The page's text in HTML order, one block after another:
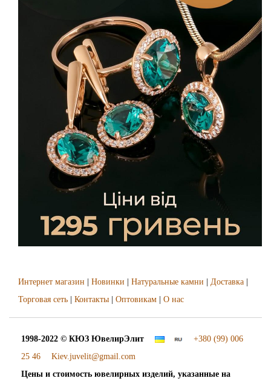
Интернет магазин | Новинки | Натуральные камни | Доставка |
Торговая сеть | Контакты | Оптовикам | О нас
1998-2022 © КЮЗ ЮвелирЭлит
+380 (99) 006
25 46
Kiev.juvelit@gmail.com
Цены и стоимость ювелирных изделий, указанные на